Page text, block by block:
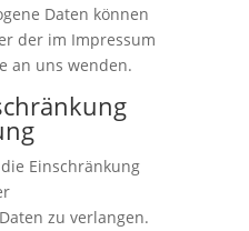
Daten können
der im Impressum
an uns wenden.
Einschränkung
zu verlangen.